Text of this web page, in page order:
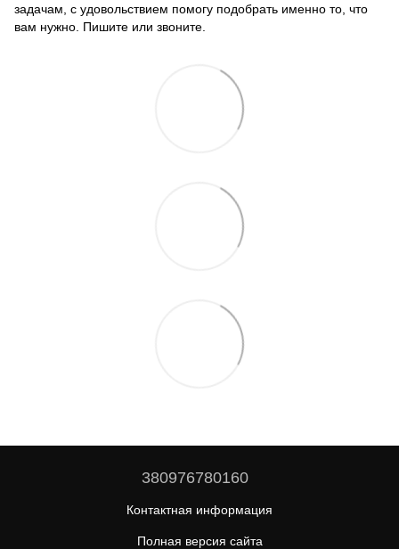
задачам, с удовольствием помогу подобрать именно то, что
вам нужно. Пишите или звоните.
380976780160
Контактная информация
Полная версия сайта